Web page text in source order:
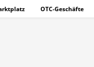
OTC-Geschäfte